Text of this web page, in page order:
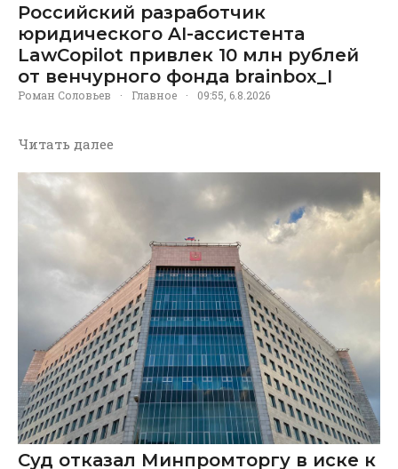
Российский разработчик
юридического AI-ассистента
LawCopilot привлек 10 млн рублей
от венчурного фонда brainbox_I
Роман Соловьев · Главное · 09:55, 6.8.2026
Читать далее
Суд отказал Минпромторгу в иске к